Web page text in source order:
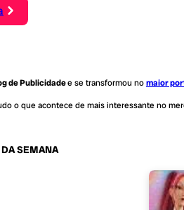
de Publicidadee se transformou nomaior
o que acontece de mais interessante no
SEMANA